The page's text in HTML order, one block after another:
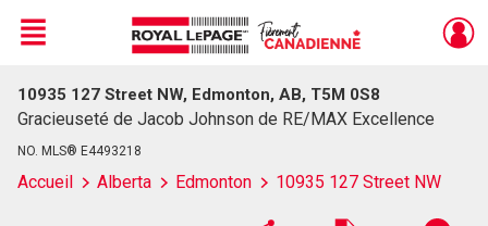
Live
En Direct
Menu
10935 127 Street NW, Edmonton, AB, T5M 0S8
Gracieuseté de Jacob Johnson de RE/MAX Excellence
NO. MLS® E4493218
Accueil Alberta Edmonton 10935 127 Street NW